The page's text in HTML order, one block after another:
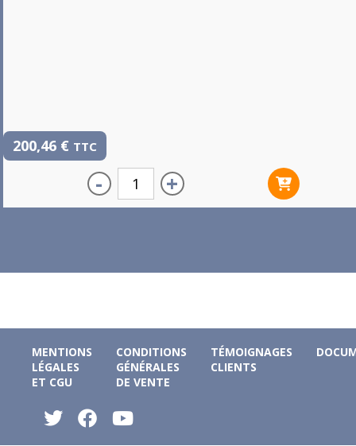
200,46 € TTC
- +
MENTIONS
LÉGALES
ET CGU
CONDITIONS
GÉNÉRALES
DE VENTE
TÉMOIGNAGES
CLIENTS